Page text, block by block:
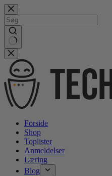
Gå
videre
til
indhold
No
results
Forside
Shop
Toplister
Anmeldelser
Læring
Blog